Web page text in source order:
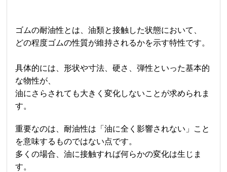
ゴムの耐油性とは、油類と接触した状態において、
どの程度ゴムの性質が維持されるかを示す特性です。
具体的には、形状や寸法、硬さ、弾性といった基本的
な物性が、
油にさらされても大きく変化しないことが求められま
す。
重要なのは、耐油性は「油に全く影響されない」こと
を意味するものではない点です。
多くの場合、油に接触すれば何らかの変化は生じま
す。